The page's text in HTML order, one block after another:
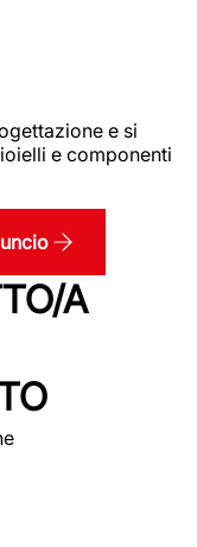
e si
e componenti
A